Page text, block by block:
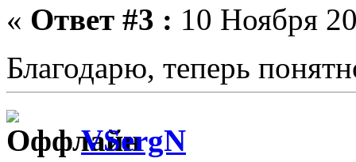
« Ответ #3 : 10 Ноября
Благодарю, теперь
VSergN